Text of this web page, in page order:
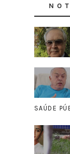
SAÚDE